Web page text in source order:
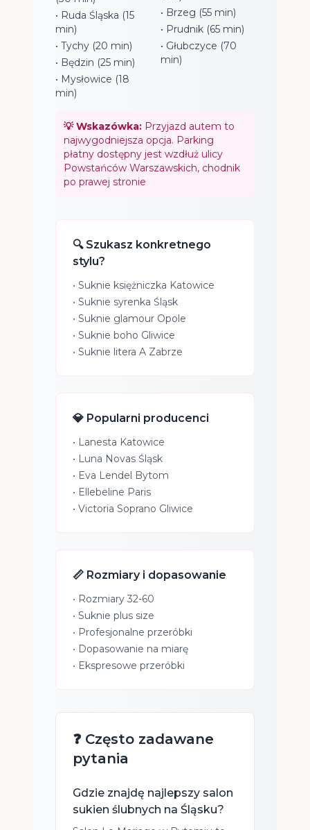
• Ruda Śląska (15
min)
• Tychy (20 min)
• Będzin (25 min)
• Mysłowice (18
min)
• Brzeg (55 min)
• Prudnik (65 min)
• Głubczyce (70
min)
💡 Wskazówka: Przyjazd autem to
najwygodniejsza opcja. Parking
płatny dostępny jest wzdłuż ulicy
Powstańców Warszawskich, chodnik
po prawej stronie
🔍 Szukasz konkretnego
stylu?
• Suknie księżniczka Katowice
• Suknie syrenka Śląsk
• Suknie glamour Opole
• Suknie boho Gliwice
• Suknie litera A Zabrze
💎 Popularni producenci
• Lanesta Katowice
• Luna Novas Śląsk
• Eva Lendel Bytom
• Ellebeline Paris
• Victoria Soprano Gliwice
📏 Rozmiary i dopasowanie
• Rozmiary 32-60
• Suknie plus size
• Profesjonalne przeróbki
• Dopasowanie na miarę
• Ekspresowe przeróbki
❓ Często zadawane
pytania
Gdzie znajdę najlepszy salon
sukien ślubnych na Śląsku?